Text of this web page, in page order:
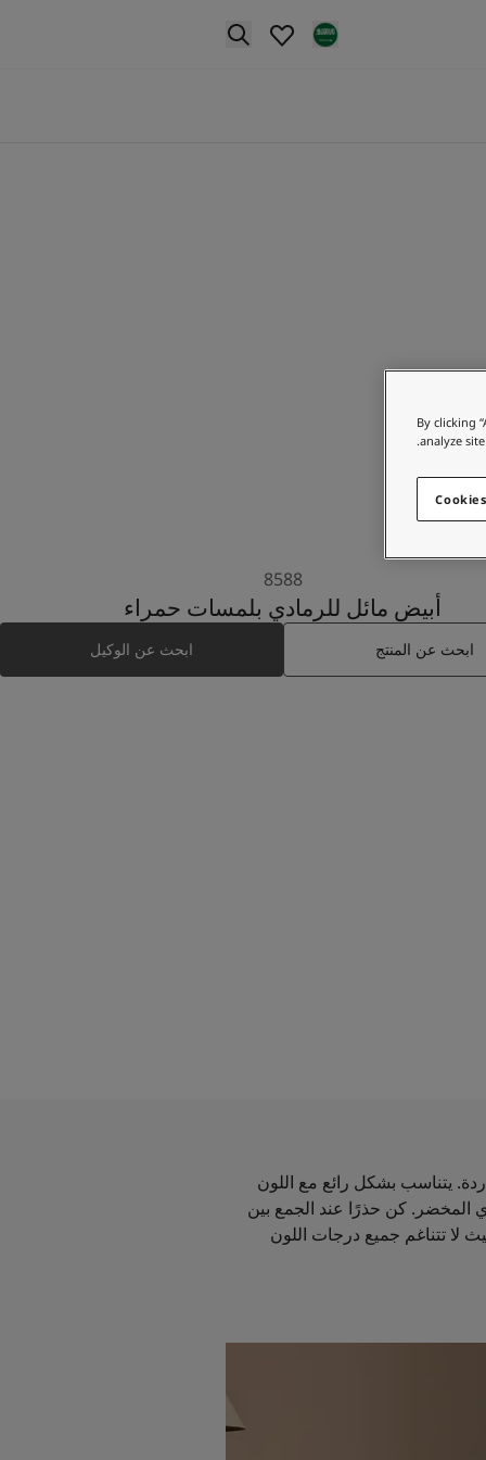
8588
أبيض مائل للرمادي بلمسات حمراء
ابحث عن المنتج ابحث عن الوكيل
يتناسب بشكل رائع مع اللون
المخضر. كن حذرًا عند الجمع بين
لا تتناغم جميع درجات اللون
By clicking
analyze